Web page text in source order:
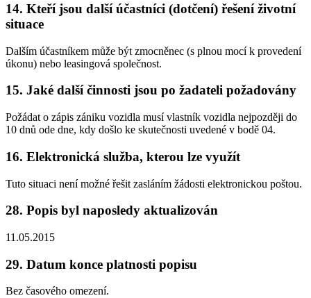
14. Kteří jsou další účastníci (dotčení) řešení životní
situace
Dalším účastníkem může být zmocněnec (s plnou mocí k provedení
úkonu) nebo leasingová společnost.
15. Jaké další činnosti jsou po žadateli požadovány
Požádat o zápis zániku vozidla musí vlastník vozidla nejpozději do
10 dnů ode dne, kdy došlo ke skutečnosti uvedené v bodě 04.
16. Elektronická služba, kterou lze využít
Tuto situaci není možné řešit zasláním žádosti elektronickou poštou.
28. Popis byl naposledy aktualizován
11.05.2015
29. Datum konce platnosti popisu
Bez časového omezení.